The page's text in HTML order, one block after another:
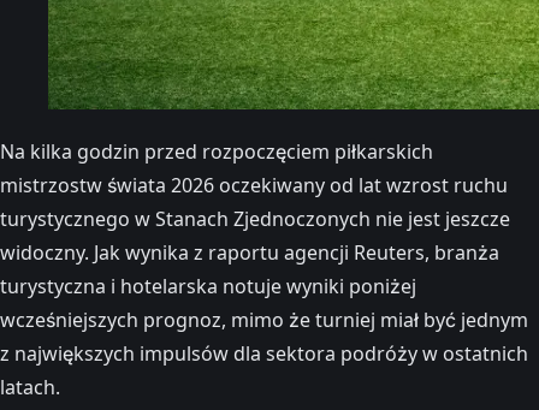
Na kilka godzin przed rozpoczęciem piłkarskich
mistrzostw świata 2026 oczekiwany od lat wzrost ruchu
turystycznego w Stanach Zjednoczonych nie jest jeszcze
widoczny. Jak wynika z raportu agencji Reuters, branża
turystyczna i hotelarska notuje wyniki poniżej
wcześniejszych prognoz, mimo że turniej miał być jednym
z największych impulsów dla sektora podróży w ostatnich
latach.